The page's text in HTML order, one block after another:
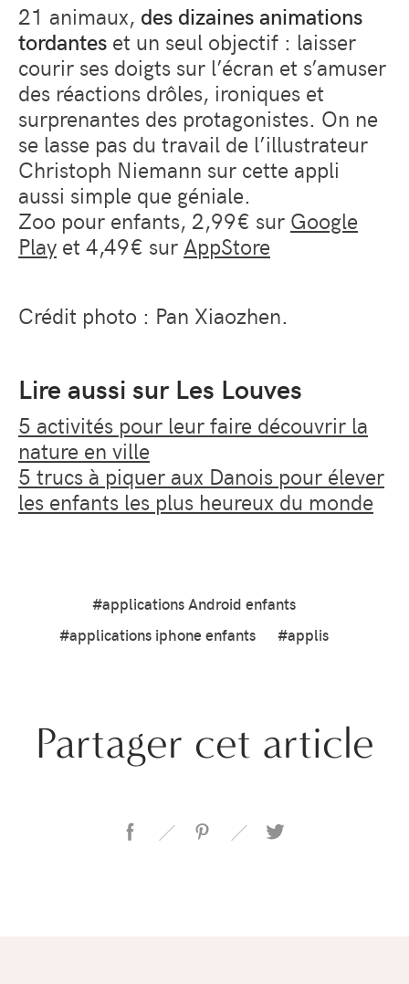
21 animaux, des dizaines animations
tordantes et un seul objectif : laisser
courir ses doigts sur l’écran et s’amuser
des réactions drôles, ironiques et
surprenantes des protagonistes. On ne
se lasse pas du travail de l’illustrateur
Christoph Niemann sur cette appli
aussi simple que géniale.
Zoo pour enfants, 2,99€ sur Google
Play et 4,49€ sur AppStore
Crédit photo : Pan Xiaozhen.
Lire aussi sur Les Louves
5 activités pour leur faire découvrir la
nature en ville
5 trucs à piquer aux Danois pour élever
les enfants les plus heureux du monde
#applications Android enfants
#applications iphone enfants
#applis
Partager cet article